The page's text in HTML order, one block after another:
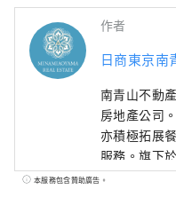
作者
日商東京南
南青山不動
房地產公司
亦積極拓展
服務。旗下
「向世界推
本服務包含贊助廣告。